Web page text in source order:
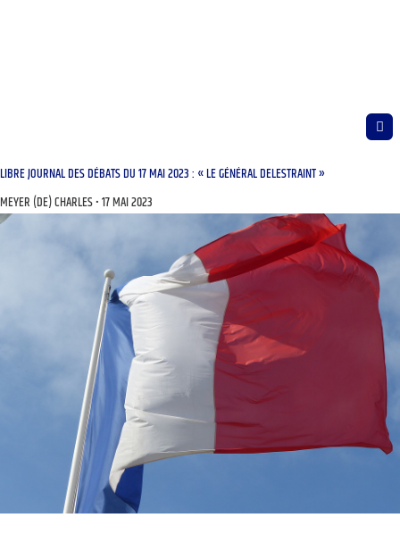
LIBRE JOURNAL DES DÉBATS DU 17 MAI 2023 : « LE GÉNÉRAL DELESTRAINT »
MEYER (DE) CHARLES 17 MAI 2023